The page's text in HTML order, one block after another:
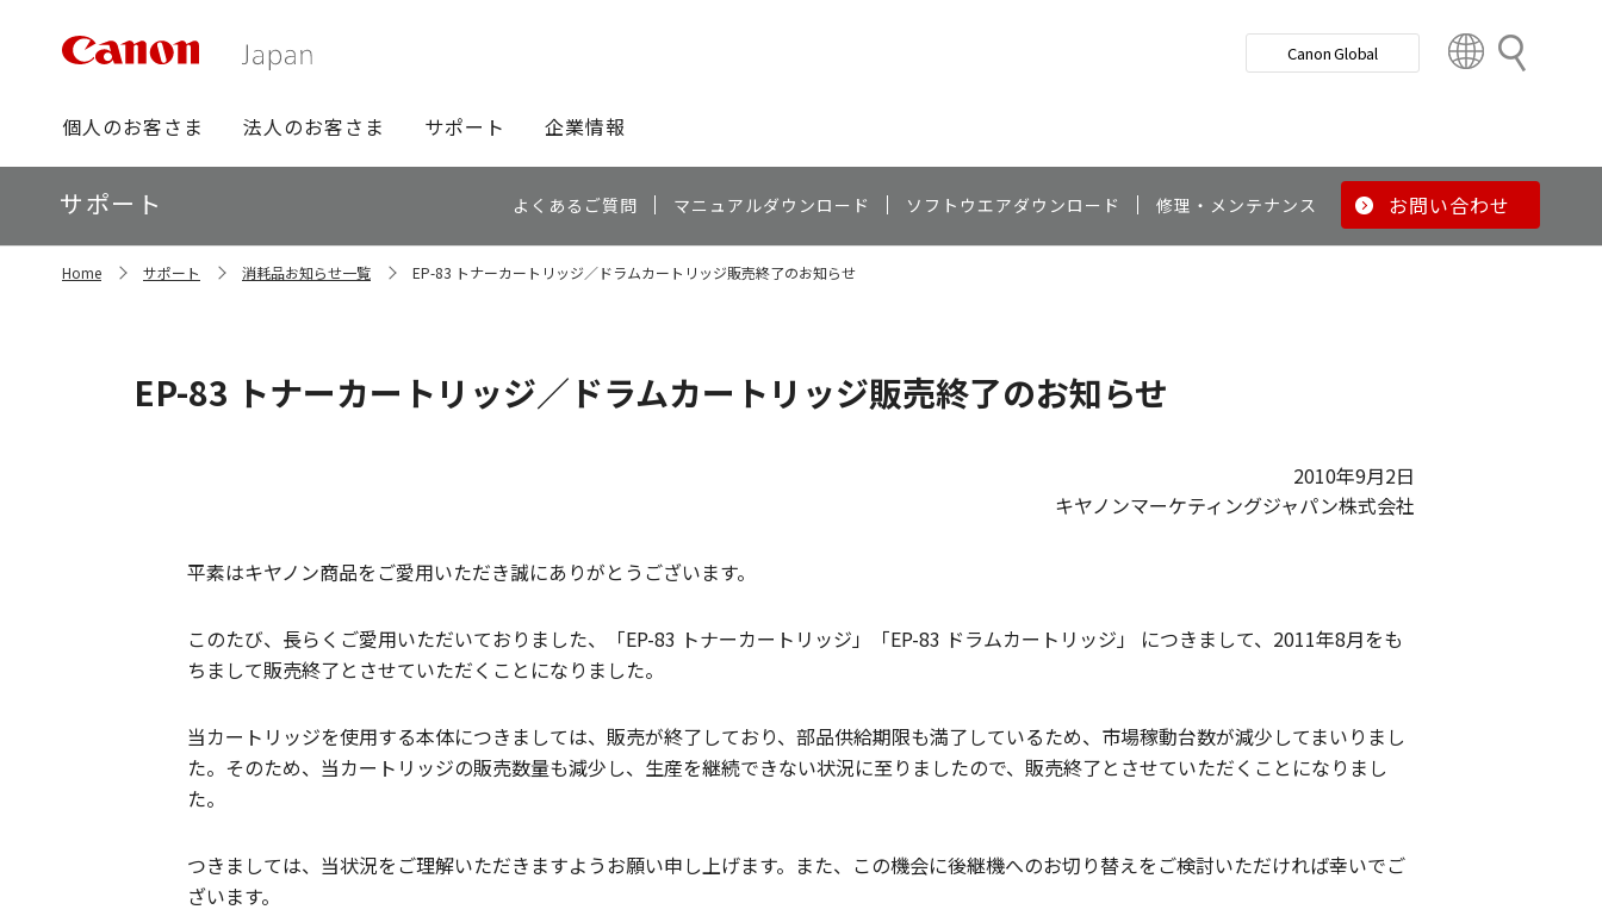
検
グ
ロ
ー
バ
ビ
個人のお客さま 法人のお客さま サポート 企業情報
Canon Global
t
y
ロ
ー
カ
ル
サポート よくあるご質問 マニュアルダウンロード ソフトウエアダウンロード 修理・メンテナンス お問い合わせ
Home サポート 消耗品お知らせ一覧 EP-83 トナーカートリッジ／ドラムカートリッジ販売終了のお知らせ
EP-83 トナーカートリッジ／ドラムカートリッジ販売終了のお知らせ
2010年9月2日
キヤノンマーケティングジャパン株式会社
平素はキヤノン商品をご愛用いただき誠にありがとうございます。
このたび、長らくご愛用いただいておりました、「EP-83 トナーカートリッジ」「EP-83 ドラムカートリッジ」 につきまして、2011年8月をも
ちまして販売終了とさせていただくことになりました。
当カートリッジを使用する本体につきましては、販売が終了しており、部品供給期限も満了しているため、市場稼動台数が減少してまいりまし
た。そのため、当カートリッジの販売数量も減少し、生産を継続できない状況に至りましたので、販売終了とさせていただくことになりまし
た。
つきましては、当状況をご理解いただきますようお願い申し上げます。また、この機会に後継機へのお切り替えをご検討いただければ幸いでご
ざいます。